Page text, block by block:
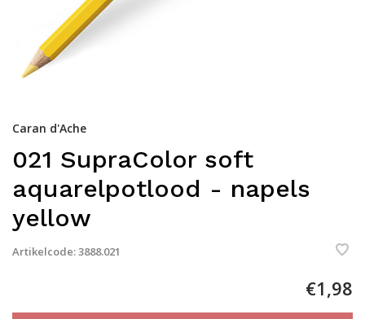
Caran d'Ache
021 SupraColor soft
aquarelpotlood - napels
yellow
Artikelcode:3888.021
€1,98